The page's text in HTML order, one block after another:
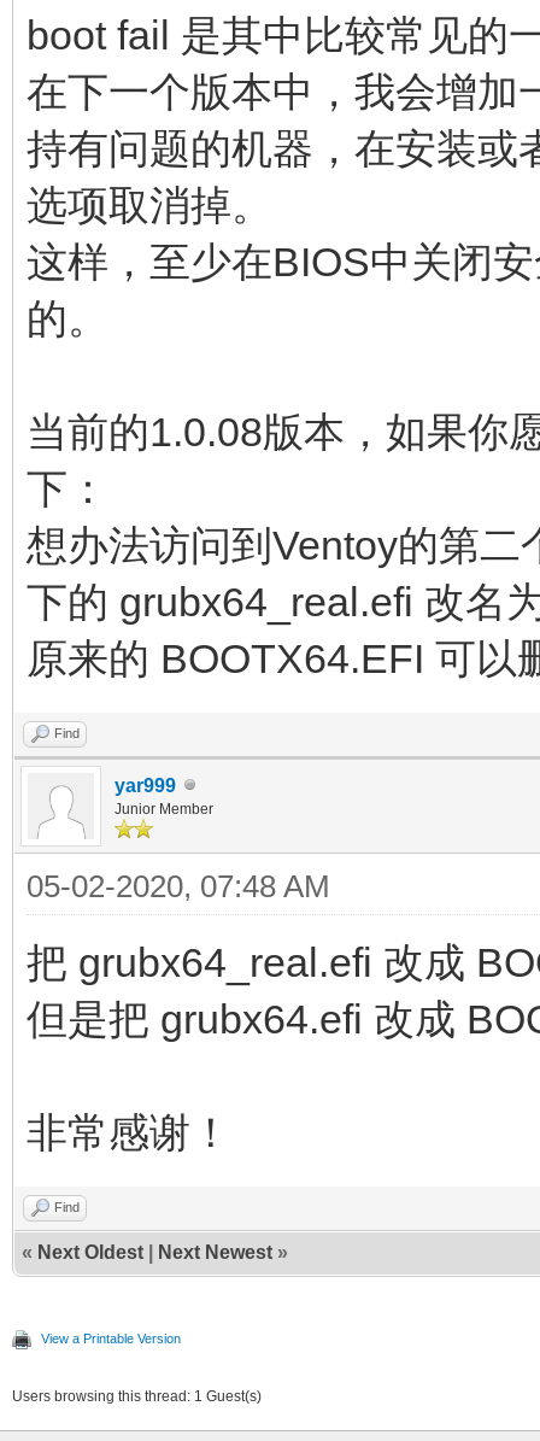
boot fail 是其中比较常见的
在下一个版本中，我会增加
持有问题的机器，在安装或
选项取消掉。
这样，至少在BIOS中关闭
的。
当前的1.0.08版本，如果你
下：
想办法访问到Ventoy的第
下的 grubx64_real.efi 改名
原来的 BOOTX64.EFI 可
Find
yar999
Junior Member
05-02-2020, 07:48 AM
把 grubx64_real.efi 改成
但是把 grubx64.efi 改成
非常感谢！
Find
« Next Oldest Next Newest »
View a Printable Version
Users browsing this thread: 1 Guest(s)